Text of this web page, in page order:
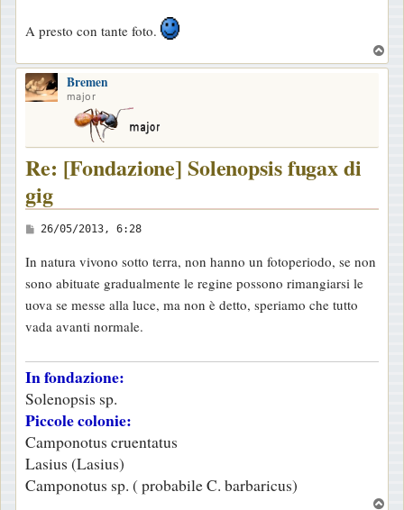
A presto con tante foto.
o
Bremen
major
Re: [Fondazione] Solenopsis fugax di
gig
M
s
s
a
g
i
o
26/05/2013, 6:28
In natura vivono sotto terra, non hanno un fotoperiodo, se non
sono abituate gradualmente le regine possono rimangiarsi le
uova se messe alla luce, ma non è detto, speriamo che tutto
vada avanti normale.
In fondazione:
Solenopsis sp.
Piccole colonie:
Camponotus cruentatus
Lasius (Lasius)
Camponotus sp. ( probabile C. barbaricus)